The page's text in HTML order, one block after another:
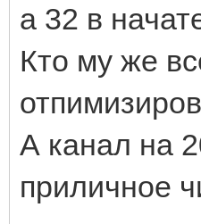
а 32 в
Кто му же
А канал на
приличное